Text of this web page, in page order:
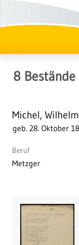
8 Bestände
Michel, Wilhelm
geb. 28. Oktober
Beruf
Metzger